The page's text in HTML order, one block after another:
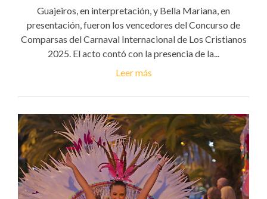
Guajeiros, en interpretación, y Bella Mariana, en
presentación, fueron los vencedores del Concurso de
Comparsas del Carnaval Internacional de Los Cristianos
2025. El acto contó con la presencia de la...
Leer más